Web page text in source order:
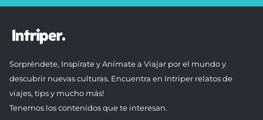
Sorpréndete, Inspírate y Anímate a Viajar por el mundo y
descubrir nuevas culturas. Encuentra en Intriper relatos de
viajes, tips y mucho más!
Tenemos los contenidos que te interesan.